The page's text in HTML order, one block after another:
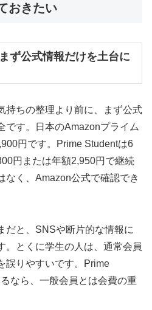
おきたい
ず公式情報だけを土台に
持ちの整理より前に、まず公式
です。日本のAmazonプライム
円です。Prime Studentは6
円または年額2,950円で継続
なく、Amazon公式で確認でき
だと、SNSや断片的な情報に
。とくに学生の人は、通常会員
誤りやすいです。Prime
なら、一般会員とは会費の重